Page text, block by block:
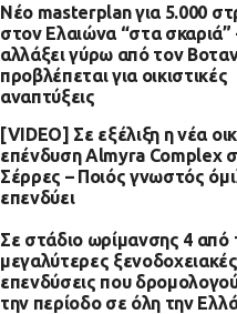
Νέο masterplan για 5.000
στον Ελαιώνα “στα σκαριά”
αλλάξει γύρω από τον
προβλέπεται για οικιστικές
αναπτύξεις
[VIDEO] Σε εξέλιξη η νέα
επένδυση Almyra Complex
Σέρρες – Ποιός γνωστός
επενδύει
Σε στάδιο ωρίμανσης 4 από
μεγαλύτερες ξενοδοχειακές
επενδύσεις που
την περίοδο σε όλη την